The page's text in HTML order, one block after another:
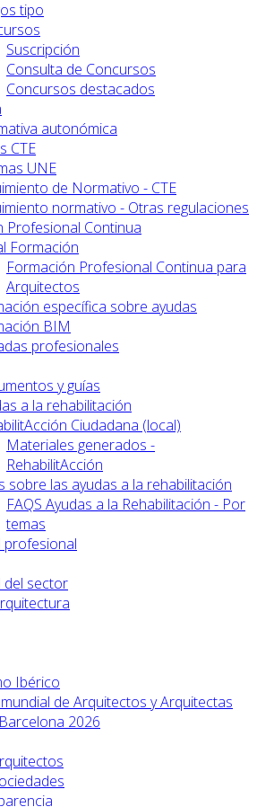
tipo
Suscripción
Consulta de Concursos
Concursos destacados
autonómica
CTE
UNE
de Normativo - CTE
normativo - Otras regulaciones
Profesional Continua
Formación
Formación Profesional Continua para
Arquitectos
específica sobre ayudas
BIM
profesionales
y guías
a la rehabilitación
Ciudadana (local)
Materiales generados -
RehabilitAcción
sobre las ayudas a la rehabilitación
FAQS Ayudas a la Rehabilitación - Por
temas
profesional
del sector
Ibérico
de Arquitectos y Arquitectas
2026